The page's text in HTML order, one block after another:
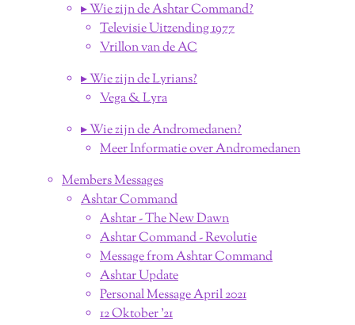
▸ Wie zijn de Ashtar Command?
Televisie Uitzending 1977
Vrillon van de AC
▸ Wie zijn de Lyrians?
Vega & Lyra
▸ Wie zijn de Andromedanen?
Meer Informatie over Andromedanen
Members Messages
Ashtar Command
Ashtar - The New Dawn
Ashtar Command - Revolutie
Message from Ashtar Command
Ashtar Update
Personal Message April 2021
12 Oktober '21